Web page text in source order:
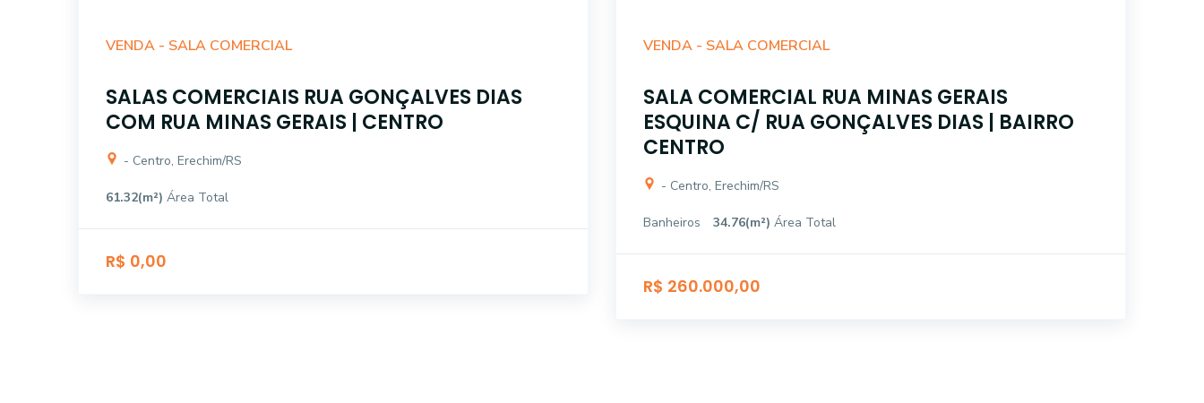
VENDA - SALA COMERCIAL
SALAS COMERCIAIS RUA GONÇALVES DIAS
COM RUA MINAS GERAIS | CENTRO
- Centro, Erechim/RS
61.32(m²) Área Total
R$ 0,00
VENDA - SALA COMERCIAL
SALA COMERCIAL RUA MINAS GERAIS
ESQUINA C/ RUA GONÇALVES DIAS | BAIRRO
CENTRO
- Centro, Erechim/RS
Banheiros 34.76(m²) Área Total
R$ 260.000,00